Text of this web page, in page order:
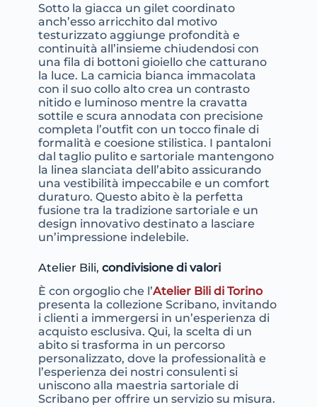
Sotto la giacca un gilet coordinato
anch’esso arricchito dal motivo
testurizzato aggiunge profondità e
continuità all’insieme chiudendosi con
una fila di bottoni gioiello che catturano
la luce. La camicia bianca immacolata
con il suo collo alto crea un contrasto
nitido e luminoso mentre la cravatta
sottile e scura annodata con precisione
completa l’outfit con un tocco finale di
formalità e coesione stilistica. I pantaloni
dal taglio pulito e sartoriale mantengono
la linea slanciata dell’abito assicurando
una vestibilità impeccabile e un comfort
duraturo. Questo abito è la perfetta
fusione tra la tradizione sartoriale e un
design innovativo destinato a lasciare
un’impressione indelebile.
Atelier Bili, condivisione di valori
È con orgoglio che l’Atelier Bili di Torino
presenta la collezione Scribano, invitando
i clienti a immergersi in un’esperienza di
acquisto esclusiva. Qui, la scelta di un
abito si trasforma in un percorso
personalizzato, dove la professionalità e
l’esperienza dei nostri consulenti si
uniscono alla maestria sartoriale di
Scribano per offrire un servizio su misura.